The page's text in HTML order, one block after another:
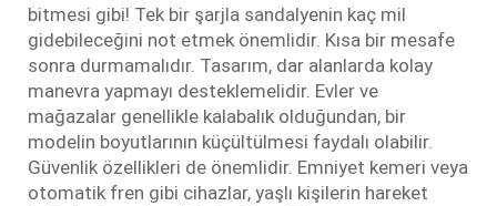
bitmesi gibi! Tek bir şarjla sandalyenin kaç mil
gidebileceğini not etmek önemlidir. Kısa bir mesafe
sonra durmamalıdır. Tasarım, dar alanlarda kolay
manevra yapmayı desteklemelidir. Evler ve
mağazalar genellikle kalabalık olduğundan, bir
modelin boyutlarının küçültülmesi faydalı olabilir.
Güvenlik özellikleri de önemlidir. Emniyet kemeri veya
otomatik fren gibi cihazlar, yaşlı kişilerin hareket